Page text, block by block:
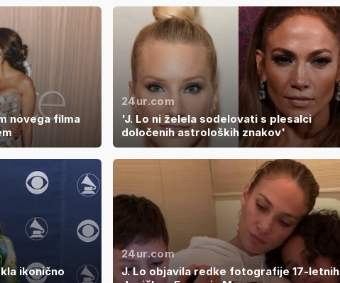
novega filma
24ur.com
'J. Lo ni želela sodelovati s plesalci
določenih astroloških znakov'
ikonično
24ur.com
J. Lo objavila redke fotografije 17-letnih